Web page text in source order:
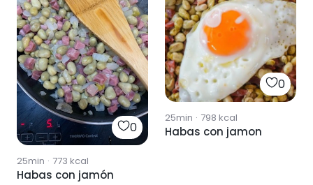
0
25min · 773 kcal
Habas con jamón
0
25min · 798 kcal
Habas con jamon